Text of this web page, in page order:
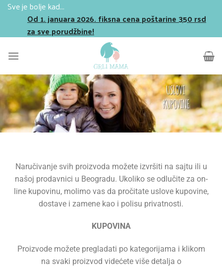
Sve je bolje kad...
Od 1. januara 2026. fiksna cena poštarine 350 rsd
za sve porudžbine!
Naručivanje svih proizvoda možete izvršiti na sajtu ili u
našoj prodavnici u Beogradu. Ukoliko se odlučite za on-
line kupovinu, molimo vas da pročitate uslove kupovine,
dostave i zamene kao i polisu privatnosti.
KUPOVINA
Proizvode možete pregladati po kategorijama i klikom
na svaki proizvod videćete više detalja o